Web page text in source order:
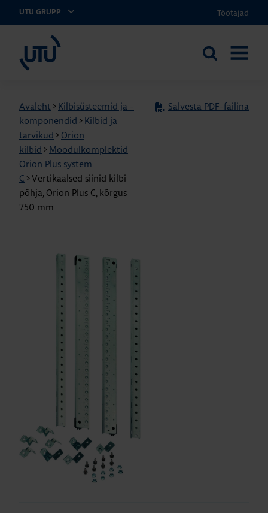
UTU GRUPP Töötajad
Otsi
Avaleht > Kilbisüsteemid ja -
komponendid > Kilbid ja
tarvikud > Orion
kilbid > Moodulkomplektid
Orion Plus system
C >Vertikaalsed siinid kilbi
põhja, Orion Plus C, kõrgus
750 mm
Salvesta PDF-failina